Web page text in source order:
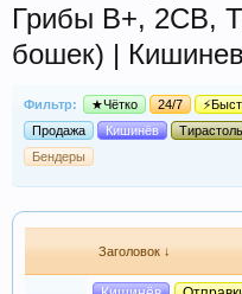
Грибы B+, 2СB,
бошек) | Кишинев
Фильтр: ★Чётко 24/7
Продажа
Кишинёв Тирастоль
Бендеры
Заголовок ↓